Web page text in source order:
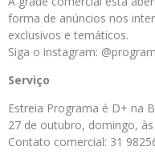
forma de anúncios nos
exclusivos e temáticos.
Siga o instagram:
Serviço
Estreia Programa é D+ na
27 de outubro, domingo, às
Contato comercial: 31